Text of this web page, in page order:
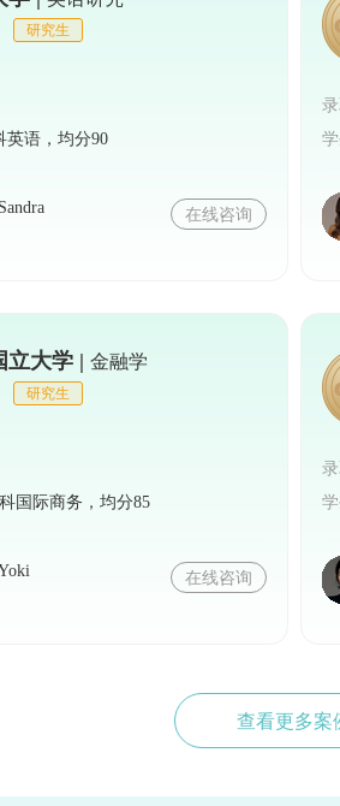
研究生
英语，均分90
Sandra 在线咨询
立大学 | 金融学
研究生
国际商务，均分85
在线咨询
查看更多案